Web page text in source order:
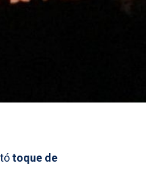
toque de